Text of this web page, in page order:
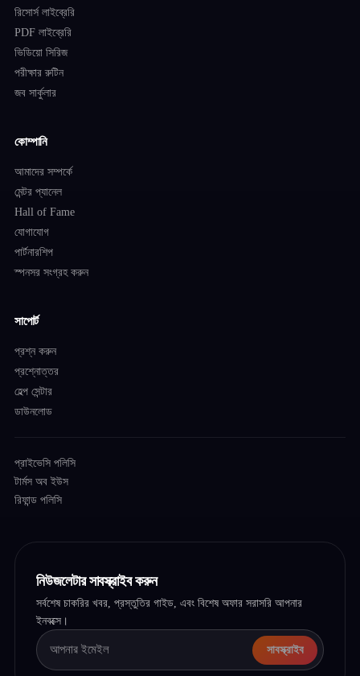
রিসোর্স লাইব্রেরি
PDF লাইব্রেরি
ভিডিয়ো সিরিজ
পরীক্ষার রুটিন
জব সার্কুলার
কোম্পানি
আমাদের সম্পর্কে
মেন্টর প্যানেল
Hall of Fame
যোগাযোগ
পার্টনারশিপ
স্পনসর সংগ্রহ করুন
সাপোর্ট
প্রশ্ন করুন
প্রশ্নোত্তর
হেল্প সেন্টার
ডাউনলোড
প্রাইভেসি পলিসি
টার্মস অব ইউস
রিফান্ড পলিসি
নিউজলেটার সাবস্ক্রাইব করুন
সর্বশেষ চাকরির খবর, প্রস্তুতির গাইড, এবং বিশেষ অফার সরাসরি আপনার
ইনবক্সে।
সাবস্ক্রাইব